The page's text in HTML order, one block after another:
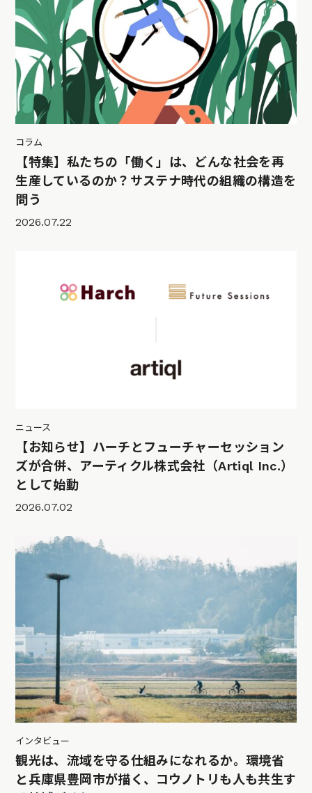
コラム
【特集】私たちの「働く」は、どんな社会を再
生産しているのか？サステナ時代の組織の構造を
問う
2026.07.22
ニュース
【お知らせ】ハーチとフューチャーセッション
ズが合併、アーティクル株式会社（Artiql Inc.）
として始動
2026.07.02
インタビュー
観光は、流域を守る仕組みになれるか。環境省
と兵庫県豊岡市が描く、コウノトリも人も共生す